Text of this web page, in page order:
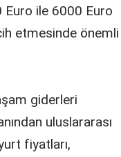
ile 6000 Euro
etmesinde önemli
giderleri
uluslararası
fiyatları,